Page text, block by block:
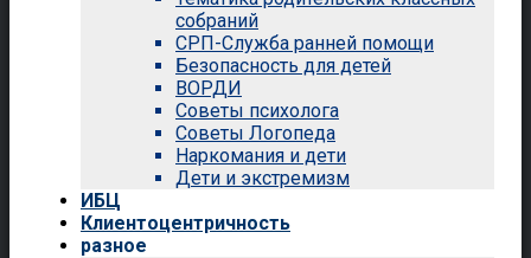
собраний
СРП-Служба ранней помощи
Безопасность для детей
ВОРДИ
Советы психолога
Советы Логопеда
Наркомания и дети
Дети и экстремизм
ИБЦ
Клиентоцентричность
разное